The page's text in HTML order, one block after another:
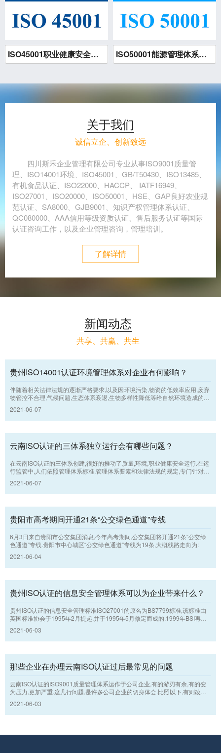
ISO45001职业健康安全管理体系认证 ISO50001能源管理体系认证
关于我们
诚信立企、创新致远
四川斯禾企业管理有限公司专业从事ISO9001质量管
理、ISO14001环境、ISO45001、GB/T50430、ISO13485、
有机食品认证、ISO22000、HACCP、 IATF16949、
ISO27001、ISO20000、ISO50001、HSE、GAP良好农业规
范认证、SA8000、GJB9001、知识产权管理体系认证、
QC080000、AAA信用等级资质认证、售后服务认证等国际
认证咨询工作，以及企业管理咨询，管理培训。
了解详情
新闻动态
共享、共赢、共生
贵州ISO14001认证环境管理体系对企业有何影响？
伴随着相关法律法规的逐渐严格要求,以及因环境污染,物资的低效率应用,废弃
物管控不合理,气候问题,生态体系衰退,生物多样性降低等给自然环境造成的负
各机构运用执行贵州ISO认证的环境管理体系,运用系统的方式开展环境管理,
以求为“自然环境支柱”的可持续发展贡献力量.
2021-06-07
云南ISO认证的三体系独立运行会有哪些问题？
在云南ISO认证的三体系创建,很好的推动了质量,环境,职业健康安全运行.在运
行监管中,人们依照管理体系标准,管理体系要素和法律法规的规定,专门针对生
的运行把控,采用PDCA运行模式的方式和方法,强化管理,持续改善,使企业经营
管理持续上提高.
2021-06-07
贵阳市高考期间开通21条“公交绿色通道”专线
6月3日来自贵阳市公交集团消息,今年高考期间,公交集团将开通21条“公交绿
色通道”专线.贵阳市中心城区“公交绿色通道”专线为19条,大概线路走向为:
2021-06-04
贵州ISO认证的信息安全管理体系可以为企业带来什么？
贵州ISO认证的信息安全管理标准ISO27001的原名为BS7799标准,该标准由
英国标准协会于1995年2月提起,并于1995年5月修定而成的.1999年BSI再次
息安全管理供应意见,供承担在其机构运行,执行或维护安全的工作人员应用;第
2方面详细说明了构建,执行和文件化信息安全管理体系的标准,贵州ISO认证的I
2021-06-03
那些企业在办理云南ISO认证过后最常见的问题
云南ISO认证的ISO9001质量管理体系运作于公司企业,有的游刃有余,有的变
为压力,更加严重.这几行问题,是许多公司企业的切身体会.比照以下,有则改之,
2021-06-03